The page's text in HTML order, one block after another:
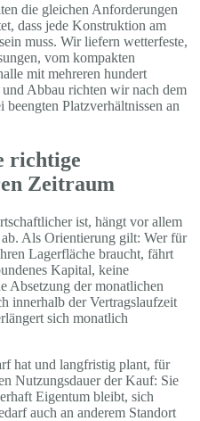
die gleichen Anforderungen
dass jede Konstruktion am
muss. Wir liefern wetterfeste,
vom kompakten
mit mehreren hundert
Abbau richten wir nach dem
beengten Platzverhältnissen an
richtige
Zeitraum
ist, hängt vor allem
Als Orientierung gilt: Wer für
Lagerfläche braucht, fährt
Kapital, keine
Absetzung der monatlichen
innerhalb der Vertragslaufzeit
sich monatlich
hat und langfristig plant, für
Nutzungsdauer der Kauf: Sie
Eigentum bleibt, sich
auch an anderem Standort